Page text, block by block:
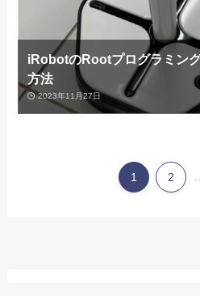
iRobotのRootプログラミン
方法
2023年11月27日
1 2